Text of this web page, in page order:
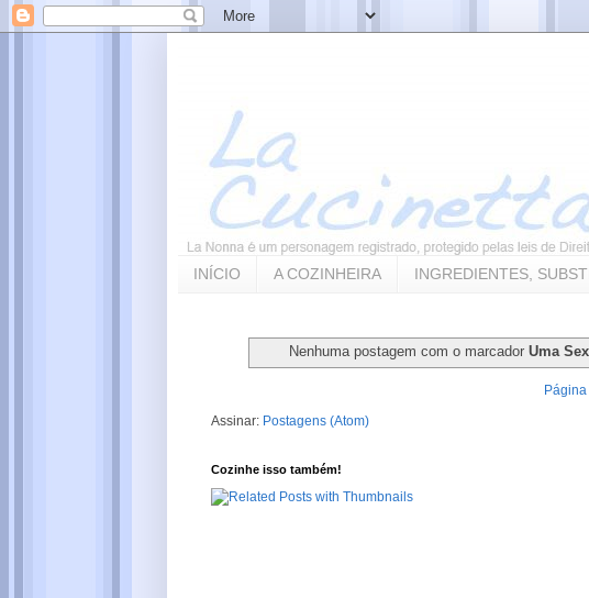
INÍCIO A COZINHEIRA INGREDIENTES,
Nenhuma postagem com o marcador Uma
Assinar: Postagens (Atom)
Cozinhe isso também!